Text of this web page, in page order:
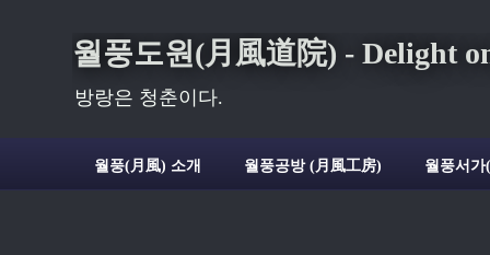
월풍도원(月風道院) - Delight
방랑은 청춘이다.
월풍(月風) 소개 월풍공방 (月風工房) 월풍서